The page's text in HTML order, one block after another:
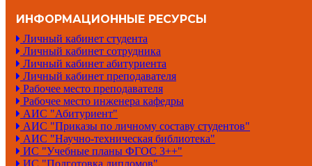
ИНФОРМАЦИОННЫЕ РЕСУРСЫ
Личный кабинет студента
Личный кабинет сотрудника
Личный кабинет абитуриента
Личный кабинет преподавателя
Рабочее место преподавателя
Рабочее место инженера кафедры
АИС "Абитуриент"
АИС "Приказы по личному составу студентов"
АИС "Научно-техническая библиотека"
ИС "Учебные планы ФГОС 3++"
ИС "Подготовка дипломов"